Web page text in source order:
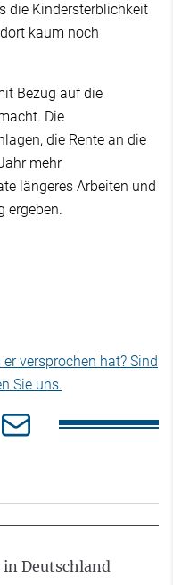
die Kindersterblichkeit
kaum noch
Bezug auf die
Die
die Rente an die
mehr
längeres Arbeiten und
ergeben.
versprochen hat? Sind
Sie uns.
Deutschland